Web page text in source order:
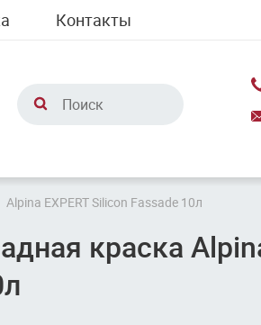
Контакты
Аlpina EXPERT Silicon Fassade 10л
краска